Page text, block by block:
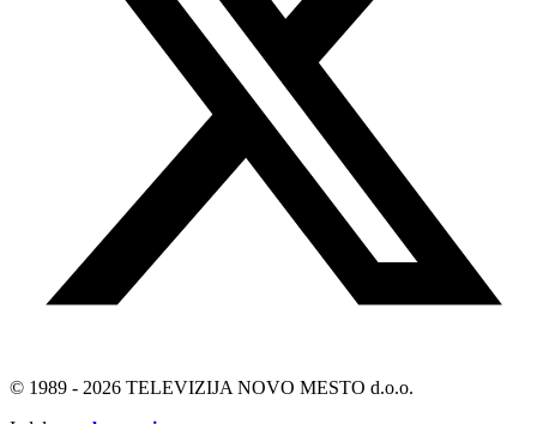
© 1989 - 2026 TELEVIZIJA NOVO MESTO d.o.o.